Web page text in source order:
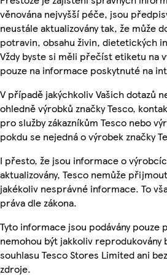
věnována nejvyšší péče, jsou
neustále aktualizovány tak, že může
potravin, obsahu živin, dietetických
Vždy byste si měli přečíst etiketu na
pouze na informace poskytnuté na
V případě jakýchkoliv Vašich dotazů
ohledně výrobků značky Tesco,
pro služby zákazníkům Tesco nebo
pokdu se nejedná o výrobek značky
I přesto, že jsou informace o
aktualizovány, Tesco nemůže
jakékoliv nesprávné informace. To
práva dle zákona.
Tyto informace jsou podávány pouze
nemohou být jakkoliv reprodukovány
souhlasu Tesco Stores Limited ani
zdroje.